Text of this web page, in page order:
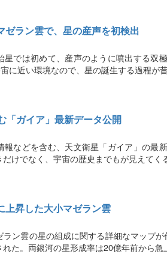
ゼラン雲で、星の産声を初検出
星では初めて、産声のように噴出する双
に近い環境なので、星の誕生する過程が
「ガイア」最新データ公開
報などを含む、天文衛星「ガイア」の最
けでなく、宇宙の歴史までもが見えてくる
上昇した大小マゼラン雲
ラン雲の星の組成に関する詳細なマップ
た。両銀河の星形成率は20億年前から急